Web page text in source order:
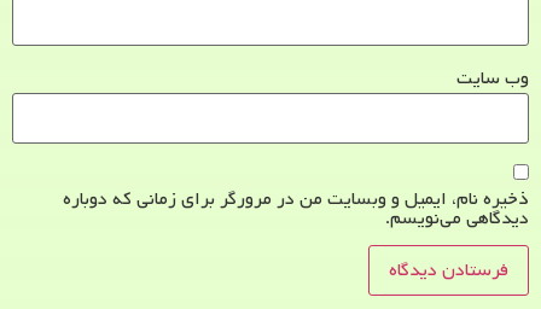
وب‌ سایت
ذخیره نام، ایمیل و وبسایت من در مرورگر برای زمانی که دوباره
دیدگاهی می‌نویسم.